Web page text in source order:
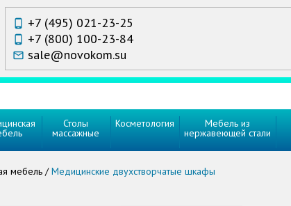
phone_android +7 (495) 021-23-25
phone_android +7 (800) 100-23-84
mail_outline sale@novokom.su
Столы
массажные
Косметология Мебель из
нержавеющей стали
мебель / Медицинские двухстворчатые шкафы